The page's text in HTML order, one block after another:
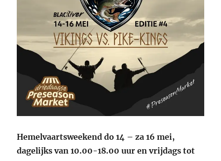
Hemelvaartsweekend do 14 – za 16 mei,
dagelijks van 10.00-18.00 uur en vrijdags tot